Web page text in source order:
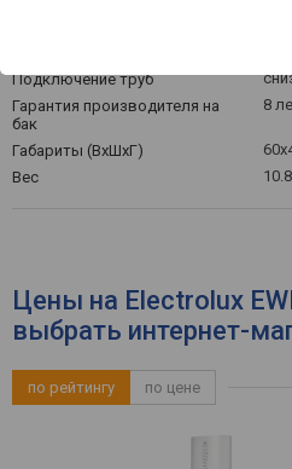
Подключение труб
Гарантия производителя на
бак
8
Габариты (ВхШхГ)
Вес
Цены на Electrolux
выбрать интернет-
по рейтингу по цене